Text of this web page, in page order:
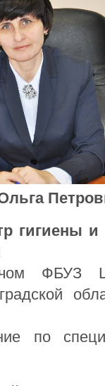
гигиены и
ФБУЗ
по